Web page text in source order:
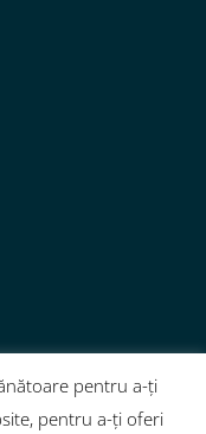
pentru a-ți
pentru a-ți oferi